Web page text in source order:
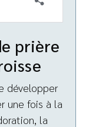
prière
développer
une fois à la
la